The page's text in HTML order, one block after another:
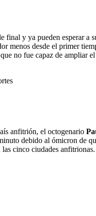
y ya pueden esperar
menos desde el primer
no fue capaz de ampliar
anfitrión, el octogenario
debido al ómicron de
las cinco ciudades